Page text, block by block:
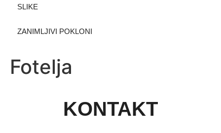
SLIKE
ZANIMLJIVI POKLONI
Fotelja
KONTAKT